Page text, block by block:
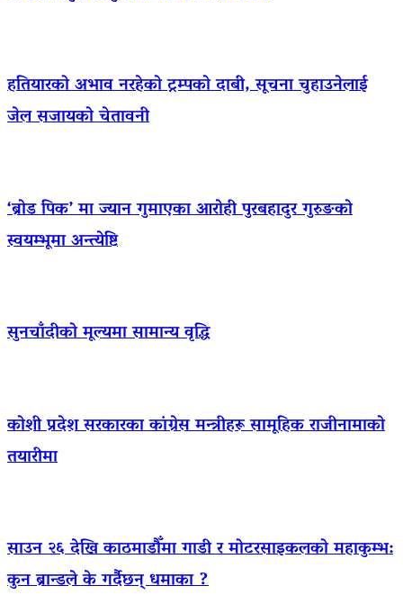
हतियारको अभाव नरहेको ट्रम्पको दाबी, सूचना चुहाउनेलाई
जेल सजायको चेतावनी
‘ब्रोड पिक’ मा ज्यान गुमाएका आराेही पुरबहादुर गुरुङको
स्वयम्भूमा अन्त्येष्टि
सुनचाँदीको मूल्यमा सामान्य वृद्धि
कोशी प्रदेश सरकारका कांग्रेस मन्त्रीहरू सामूहिक राजीनामाको
तयारीमा
साउन २६ देखि काठमाडौँमा गाडी र मोटरसाइकलको महाकुम्भ:
कुन ब्रान्डले के गर्दैछन् धमाका ?